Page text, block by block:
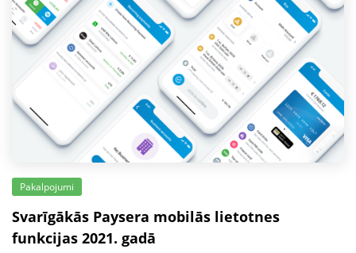
Pakalpojumi
Svarīgākās Paysera mobilās lietotnes
funkcijas 2021. gadā